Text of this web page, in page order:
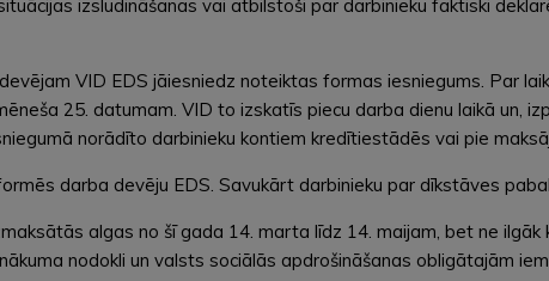
izsludināšanas vai atbilstoši par darbinieku faktiski
VID EDS jāiesniedz noteiktas formas iesniegums. Par
25. datumam. VID to izskatīs piecu darba dienu laikā un,
norādīto darbinieku kontiem kredītiestādēs vai pie
darba devēju EDS. Savukārt darbinieku par dīkstāves
algas no šī gada 14. marta līdz 14. maijam, bet ne
nodokli un valsts sociālās apdrošināšanas obligātajām